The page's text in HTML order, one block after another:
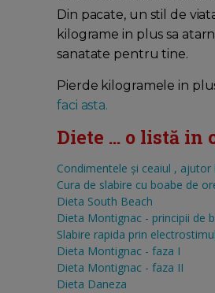
Din pacate, un stil de
kilograme in plus sa
sanatate pentru tine.
Pierde kilogramele in
faci asta.
Diete ... o listă in
Condimentele şi ceaiul , ajutor
Cura de slabire cu boabe de
Dieta South Beach
Dieta Montignac - principii de
Slabire rapida prin
Dieta Montignac - faza I
Dieta Montignac - faza II
Dieta Daneza